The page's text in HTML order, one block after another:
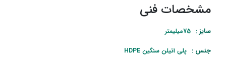
مشخصات فنی
سایز : 75میلیمتر
جنس : پلی اتیلن سنگین HDPE